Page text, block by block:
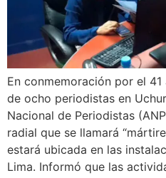
En conmemoración por el
de ocho periodistas en
Nacional de Periodistas
radial que se llamará
estará ubicada en las
Lima. Informó que las